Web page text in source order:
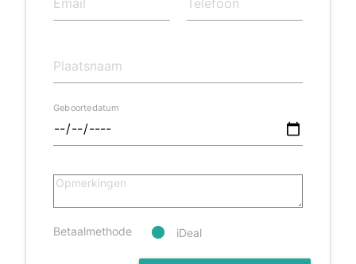
Geboortedatum
Betaalmethode iDeal